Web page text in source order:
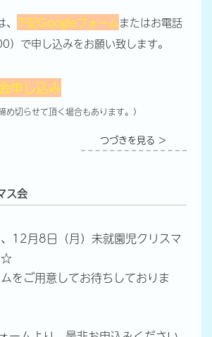
下記Googleフォームまたはお電話
）で申し込みをお願い致します。
申し込み
め切らせて頂く場合もあります。）
つづきを見る ＞
ス会
12月8日（月）未就園児クリスマ
☆
をご用意してお待ちしておりま